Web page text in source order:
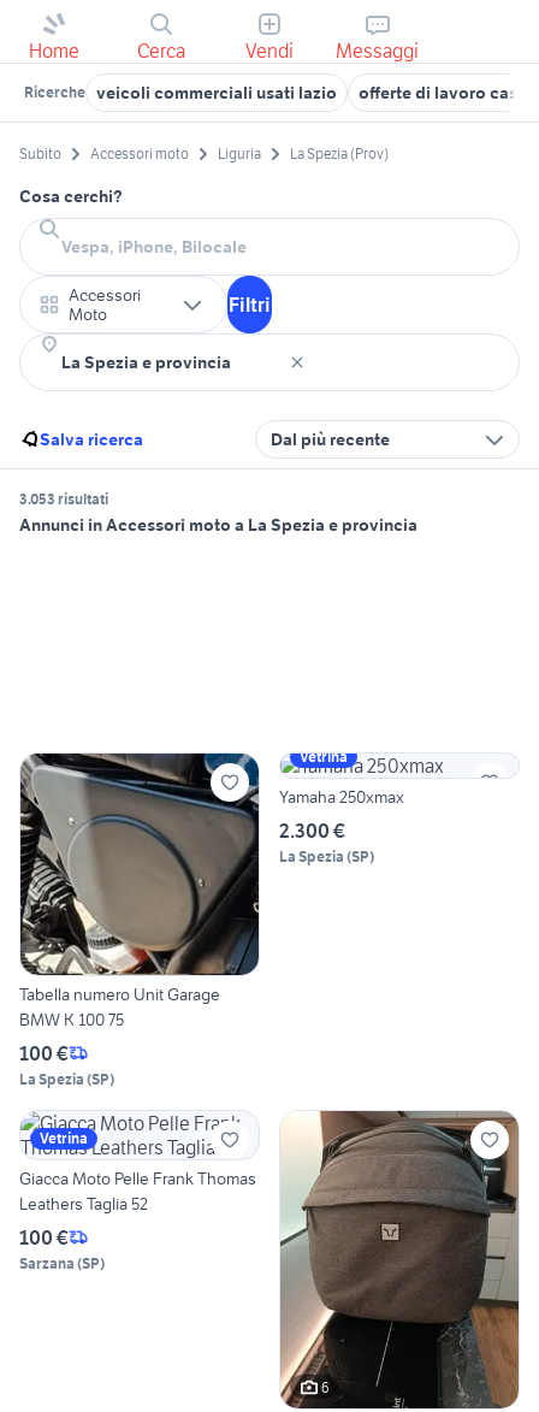
Home Cerca Vendi Messaggi
Ricerche veicoli commerciali usati lazio offerte di lavoro
Subito Accessori moto Liguria La Spezia (Prov)
Cosa cerchi?
Accessori
Moto
Filtri
Salva ricerca Dal più recente
3.053 risultati
Annunci in Accessori moto a La Spezia e provincia
Tabella numero Unit Garage
BMW K 100 75
100 €
La Spezia (SP)
Vetrina
Yamaha 250xmax
2.300 €
La Spezia (SP)
Vetrina
Giacca Moto Pelle Frank Thomas
Leathers Taglia 52
100 €
Sarzana (SP)
6